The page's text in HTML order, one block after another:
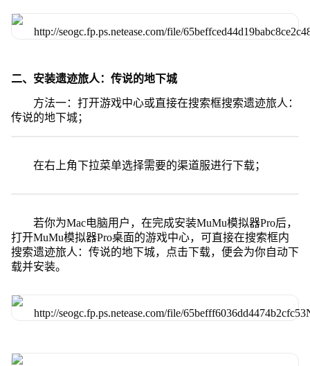
二、安装遗迹旅人：传说的地下城
方法一：打开游戏中心或直接在搜索框搜索遗迹旅人：
传说的地下城；
在右上角下拉菜单选择需要的渠道服进行下载；
若你为Mac电脑用户，在完成安装MuMu模拟器Pro后，
打开MuMu模拟器Pro桌面的游戏中心，可直接在搜索框内
搜索遗迹旅人：传说的地下城，点击下载，便会为你自动下
载并安装。